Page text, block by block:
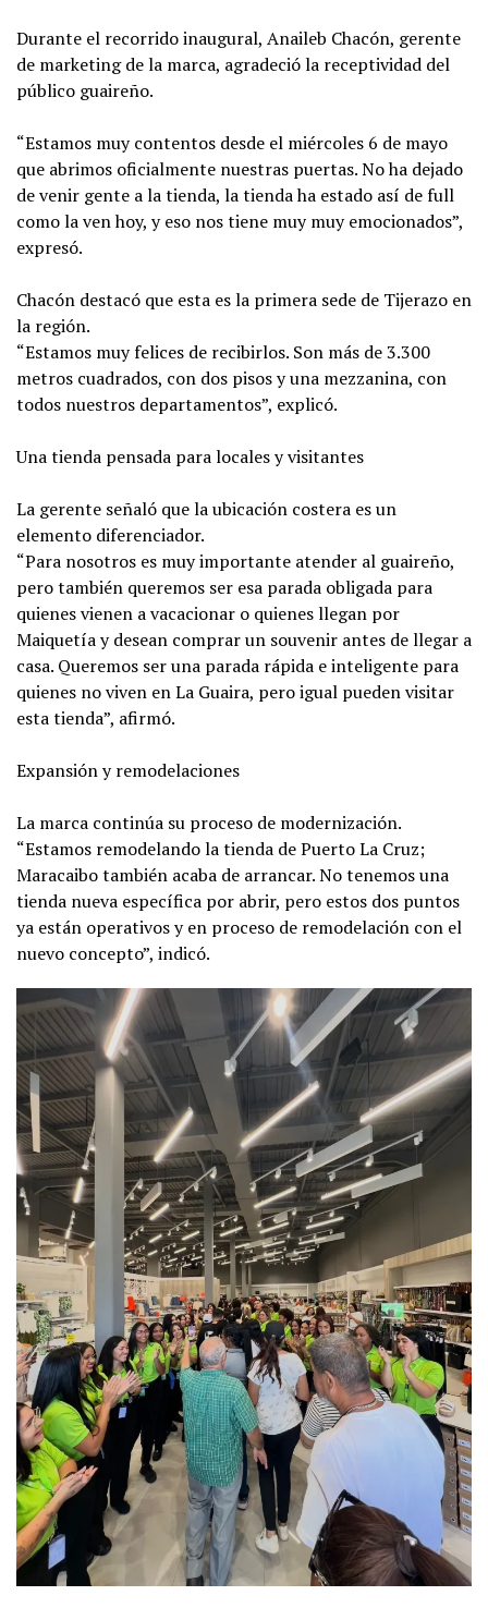
Durante el recorrido inaugural, Anaileb Chacón, gerente
de marketing de la marca, agradeció la receptividad del
público guaireño.
“Estamos muy contentos desde el miércoles 6 de mayo
que abrimos oficialmente nuestras puertas. No ha dejado
de venir gente a la tienda, la tienda ha estado así de full
como la ven hoy, y eso nos tiene muy muy emocionados”,
expresó.
Chacón destacó que esta es la primera sede de Tijerazo en
la región.
“Estamos muy felices de recibirlos. Son más de 3.300
metros cuadrados, con dos pisos y una mezzanina, con
todos nuestros departamentos”, explicó.
Una tienda pensada para locales y visitantes
La gerente señaló que la ubicación costera es un
elemento diferenciador.
“Para nosotros es muy importante atender al guaireño,
pero también queremos ser esa parada obligada para
quienes vienen a vacacionar o quienes llegan por
Maiquetía y desean comprar un souvenir antes de llegar a
casa. Queremos ser una parada rápida e inteligente para
quienes no viven en La Guaira, pero igual pueden visitar
esta tienda”, afirmó.
Expansión y remodelaciones
La marca continúa su proceso de modernización.
“Estamos remodelando la tienda de Puerto La Cruz;
Maracaibo también acaba de arrancar. No tenemos una
tienda nueva específica por abrir, pero estos dos puntos
ya están operativos y en proceso de remodelación con el
nuevo concepto”, indicó.